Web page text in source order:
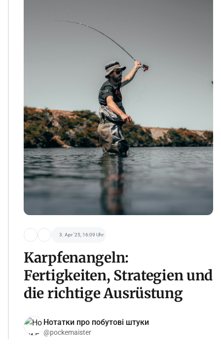
3. Apr '25, 16:09 Uhr
Karpfenangeln:
Fertigkeiten, Strategien und
die richtige Ausrüstung
Нотатки про побутові штуки
@pockemaister